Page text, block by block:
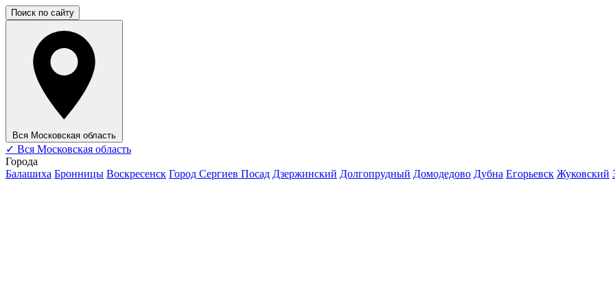
Поиск по сайту
Вся Московская область
✓ Вся Московская область
Города
Балашиха Бронницы Воскресенск Город Сергиев Посад Дзержинский Долгопрудный Домодедово Дубна Егорьевск Жуковский